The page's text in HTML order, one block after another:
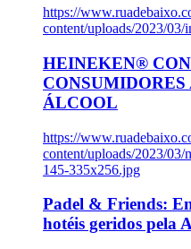
https://
content/uploads/2023/
HEINEKEN®
ÁLCOOL
https://
content/uploads/2023/03/
145-335x256.jpg
Padel & Friends:
hotéis geridos pela